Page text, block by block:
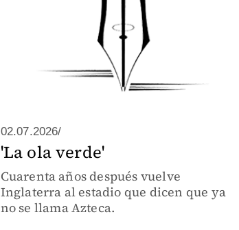
02.07.2026/
'La ola verde'
Cuarenta años después vuelve
Inglaterra al estadio que dicen que ya
no se llama Azteca.